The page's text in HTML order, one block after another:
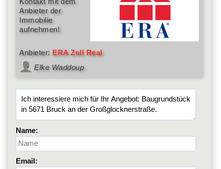
Anbieter der
Immobilie
aufnehmen!
Anbieter: ERA Zell Real
Elke Waddoup
Name:
Email: